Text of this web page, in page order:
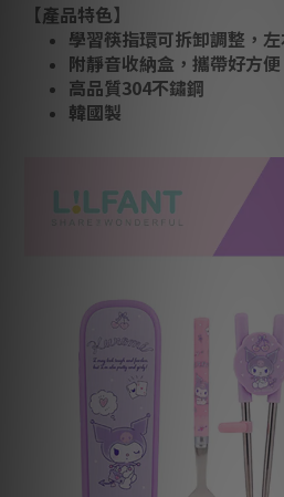
【產品特色】
學習筷指環可拆卸調整，
附靜音收納盒，攜帶好方便
高品質304不鏽鋼
韓國製